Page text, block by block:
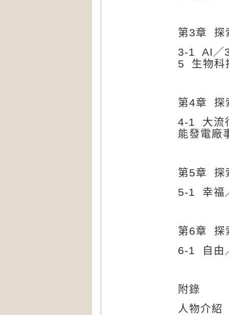
第3章
探
3-1 AI ╱
5 生物科
第4章
探
4-1 大
能發電廠
第5章
探
5-1 幸
第6章
探
6-1
自
附錄
人物介紹